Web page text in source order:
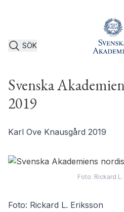
SÖK
Svenska
2019
Karl Ove Knausgård 2019
Foto: Rickard
Foto: Rickard L. Eriksson